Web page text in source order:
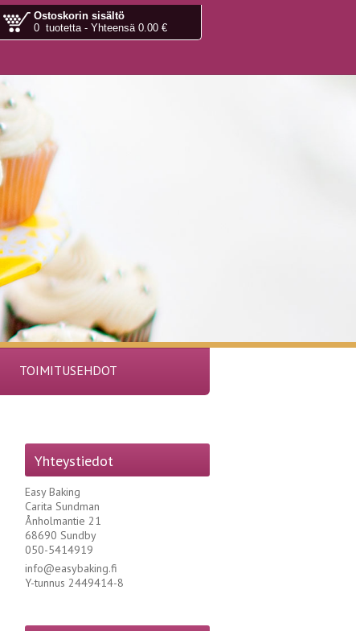
Ostoskorin sisältö
0 tuotetta - Yhteensä 0.00 €
TOIMITUSEHDOT
Yhteystiedot
Easy Baking
Carita Sundman
Ånholmantie 21
68690 Sundby
050-5414919
info@easybaking.fi
Y-tunnus 2449414-8